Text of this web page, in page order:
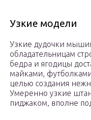
Узкие модели
Узкие дудочки
обладательницам
бедра и ягодицы
майками,
целью создания
Умеренно узкие
пиджаком, вполне